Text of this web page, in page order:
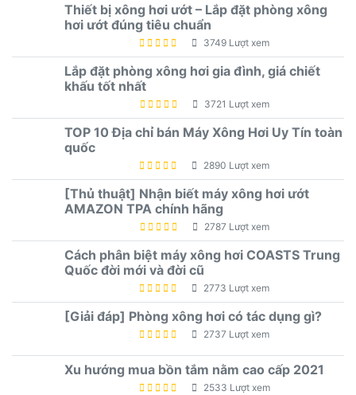
Thiết bị xông hơi ướt – Lắp đặt phòng xông
hơi ướt đúng tiêu chuẩn
3749 Lượt xem
Lắp đặt phòng xông hơi gia đình, giá chiết
khấu tốt nhất
3721 Lượt xem
TOP 10 Địa chỉ bán Máy Xông Hơi Uy Tín toàn
quốc
2890 Lượt xem
[Thủ thuật] Nhận biết máy xông hơi ướt
AMAZON TPA chính hãng
2787 Lượt xem
Cách phân biệt máy xông hơi COASTS Trung
Quốc đời mới và đời cũ
2773 Lượt xem
[Giải đáp] Phòng xông hơi có tác dụng gì?
2737 Lượt xem
Xu hướng mua bồn tắm nằm cao cấp 2021
2533 Lượt xem